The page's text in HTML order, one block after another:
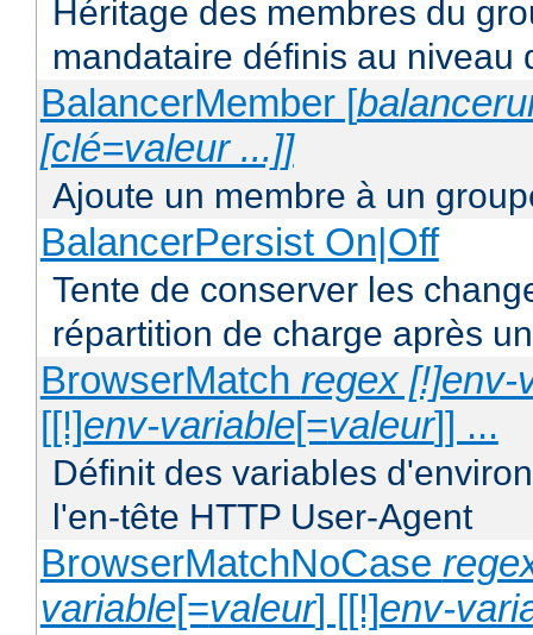
Héritage des membres du
mandataire définis au niveau
BalancerMember [
[clé=valeur ...]]
Ajoute un membre à un
BalancerPersist On|Off
Tente de conserver les
répartition de charge après
BrowserMatch regex [!]env-
[[!]env-variable[=valeur]] ...
Définit des variables
l'en-tête HTTP User-Agent
BrowserMatchNoCase
variable[=valeur] [[!]env-